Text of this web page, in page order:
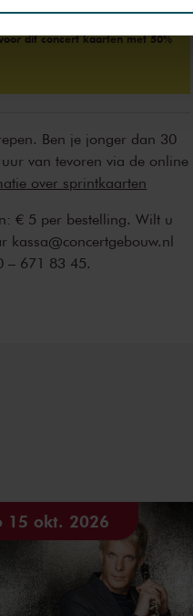
kunnen ontvangen
dit concert kaarten met 50%
Ben je jonger dan 30
van tevoren via de online
over sprintkaarten
€ 5 per bestelling. Wilt u
kassa@concertgebouw.nl
– 671 83 45.
15 okt. 2026